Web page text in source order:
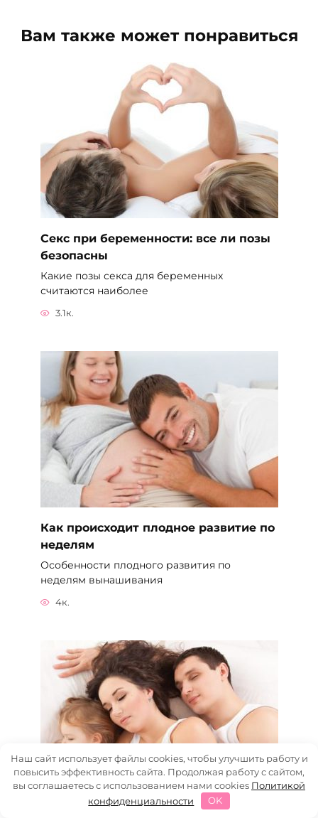
Вам также может понравиться
Секс при беременности: все ли позы
безопасны
Какие позы секса для беременных
считаются наиболее
3.1к.
Как происходит плодное развитие по
неделям
Особенности плодного развития по
неделям вынашивания
4к.
Наш сайт использует файлы cookies, чтобы улучшить работу и
повысить эффективность сайта. Продолжая работу с сайтом,
вы соглашаетесь с использованием нами cookies Политикой
конфиденциальности
OK